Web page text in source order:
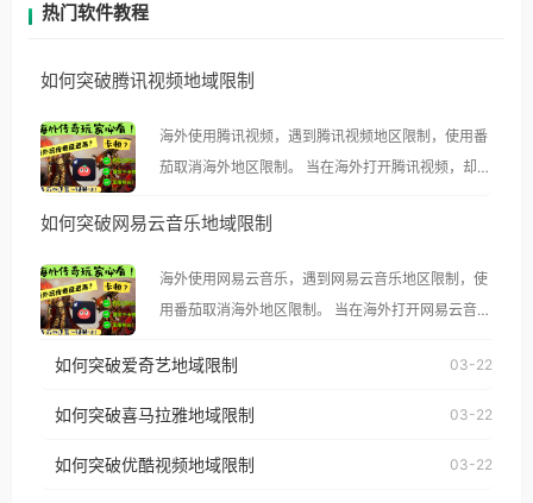
热门软件教程
如何突破腾讯视频地域限制
海外使用腾讯视频，遇到腾讯视频地区限制，使用番
茄取消海外地区限制。 当在海外打开腾讯视频，却突
示语。 海外用户如香港、澳门、台湾、美国、加拿
像其他音乐平台一样，出现地区及版权限制问题，且
仅能在中国大陆地区播放。 遇到这个问题的朋友们，
使用番茄回国加速器，即可解决「海外用户收听腾讯
台湾、美国、加拿大、澳大利亚、欧洲等国家和地区
权限制所困扰。
如何突破网易云音乐地域限制
海外使用网易云音乐，遇到网易云音乐地区限制，使
用番茄取消海外地区限制。 当在海外打开网易云音
播放”的提示语。 海外用户如香港、澳门、台湾、美
国、加拿大、澳大利亚、欧洲等国家和地区时，网易
制问题，且仅能在中国大陆地区播放。 遇到这个问题
如何突破爱奇艺地域限制 03-22
如何突破喜马拉雅地域限制 03-22
如何突破优酷视频地域限制 03-22